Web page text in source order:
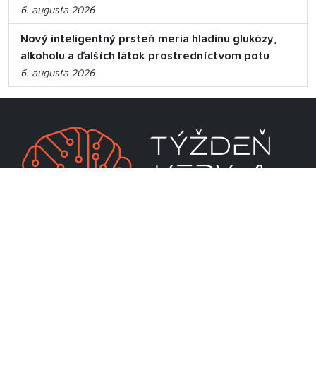
6. augusta 2026
Nový inteligentný prsteň meria hladinu glukózy,
alkoholu a ďalších látok prostredníctvom potu
6. augusta 2026